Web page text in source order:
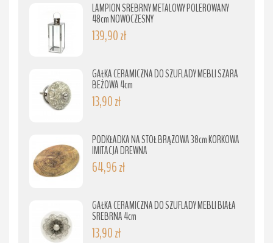
LAMPION SREBRNY METALOWY POLEROWANY
48cm NOWOCZESNY
139,90 zł
GAŁKA CERAMICZNA DO SZUFLADY MEBLI SZARA
BEŻOWA 4cm
13,90 zł
PODKŁADKA NA STÓŁ BRĄZOWA 38cm KORKOWA
IMITACJA DREWNA
64,96 zł
GAŁKA CERAMICZNA DO SZUFLADY MEBLI BIAŁA
SREBRNA 4cm
13,90 zł